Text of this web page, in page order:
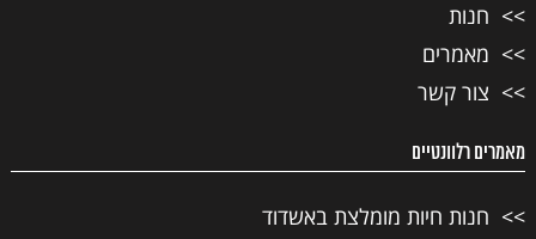
חנות
מאמרים
צור קשר
מאמרים רלוונטיים
חנות חיות מומלצת באשדוד